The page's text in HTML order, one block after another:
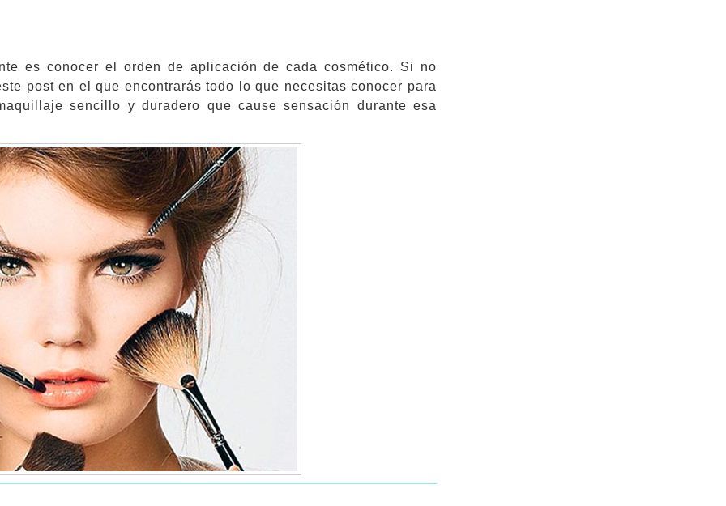
es conocer el orden de aplicación de cada cosmético. Si no
post en el que encontrarás todo lo que necesitas conocer para
sencillo y duradero que cause sensación durante esa